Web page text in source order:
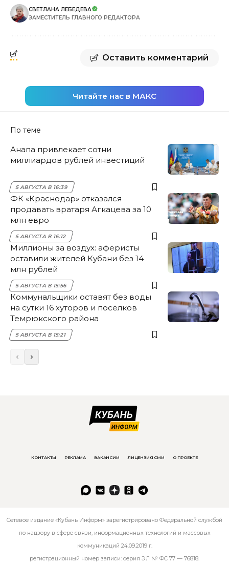
СВЕТЛАНА ЛЕБЕДЕВА
ЗАМЕСТИТЕЛЬ ГЛАВНОГО РЕДАКТОРА
Оставить комментарий
Читайте нас в МАКС
По теме
Анапа привлекает сотни
миллиардов рублей инвестиций
5 АВГУСТА В 16:39
ФК «Краснодар» отказался
продавать вратаря Агкацева за 10
млн евро
5 АВГУСТА В 16:12
Миллионы за воздух: аферисты
оставили жителей Кубани без 14
млн рублей
5 АВГУСТА В 15:56
Коммунальщики оставят без воды
на сутки 16 хуторов и посёлков
Темрюкского района
5 АВГУСТА В 15:21
КОНТАКТЫ РЕКЛАМА ВАКАНСИИ ЛИЦЕНЗИЯ СМИ О ПРОЕКТЕ
Сетевое издание «Кубань Информ» зарегистрировано Федеральной службой
по надзору в сфере связи, информационных технологий и массовых
коммуникаций 24.09.2019 г.
регистрационный номер записи: серия ЭЛ № ФС 77 — 76818.